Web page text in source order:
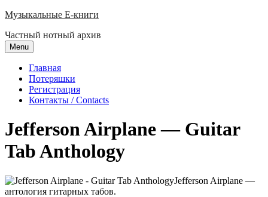
Skip
content
Музыкальные E-книги
Частный нотный архив
Menu
Главная
Потеряшки
Регистрация
Контакты / Contacts
Jefferson Airplane — Guitar
Tab Anthology
Jefferson Airplane —
антология гитарных табов.